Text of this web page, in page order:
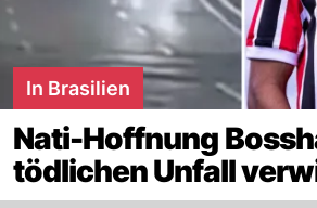
In Brasilien
Nati-Hoffnung
tödlichen Unfall